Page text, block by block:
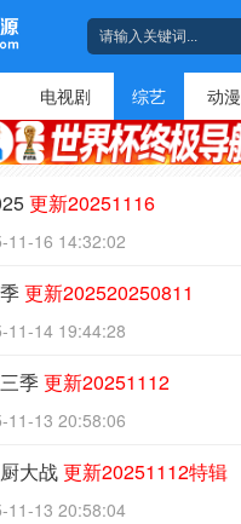
电视剧 综艺 动漫
更新20251116
11-16 14:32:02
更新202520250811
11-14 19:44:28
季更新20251112
11-13 20:58:06
大战更新20251112特辑
11-13 20:58:04